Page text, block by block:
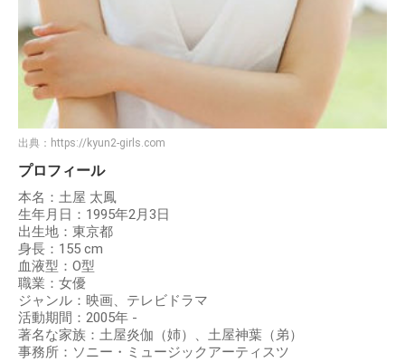
出典： https://kyun2-girls.com
プロフィール
本名：土屋 太鳳
生年月日：1995年2月3日
出生地：東京都
身長：155 cm
血液型：O型
職業：女優
ジャンル：映画、テレビドラマ
活動期間：2005年 -
著名な家族：土屋炎伽（姉）、土屋神葉（弟）
事務所：ソニー・ミュージックアーティスツ